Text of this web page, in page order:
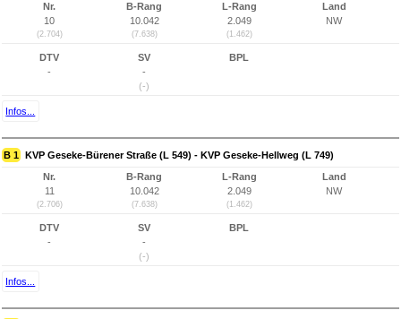
Nr.
10
(2.704)
B-Rang
10.042
(7.638)
L-Rang
2.049
(1.462)
Land
NW
DTV
-
SV
-
(-)
BPL
Infos...
B 1 KVP Geseke-Bürener Straße (L 549) - KVP Geseke-Hellweg (L 749)
Nr.
11
(2.706)
B-Rang
10.042
(7.638)
L-Rang
2.049
(1.462)
Land
NW
DTV
-
SV
-
(-)
BPL
Infos...